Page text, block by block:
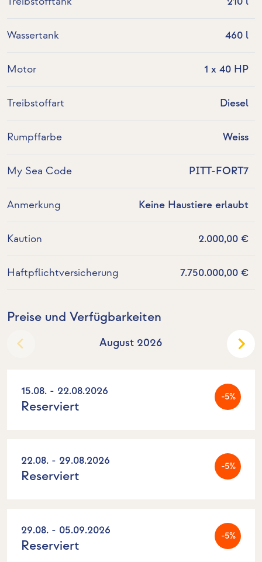
Wassertank 460 l
Motor 1 x 40 HP
Treibstoffart Diesel
Rumpffarbe Weiss
My Sea Code PITT-FORT7
Anmerkung Keine Haustiere erlaubt
Kaution 2.000,00 €
Haftpflichtversicherung 7.750.000,00 €
Preise und Verfügbarkeiten
August 2026
15.08. - 22.08.2026 -5%
Reserviert
22.08. - 29.08.2026 -5%
Reserviert
29.08. - 05.09.2026 -5%
Reserviert